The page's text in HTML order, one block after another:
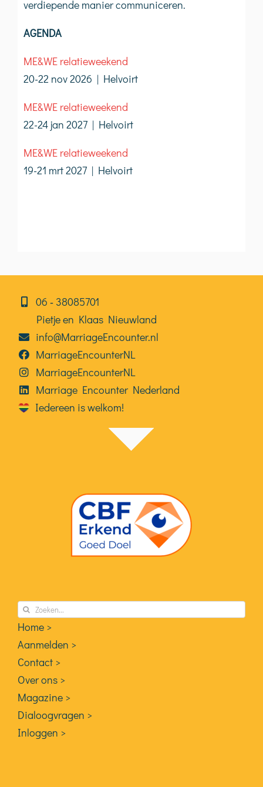
verdiepende manier communiceren.
AGENDA
ME&WE relatieweekend
20-22 nov 2026 | Helvoirt
ME&WE relatieweekend
22-24 jan 2027 | Helvoirt
ME&WE relatieweekend
19-21 mrt 2027 | Helvoirt
06⁠⁠ ‑ 38085701
Pietje en Klaas Nieuwland
info@MarriageEncounter.nl
MarriageEncounterNL
MarriageEncounterNL
Marriage Encounter Nederland
Iedereen is welkom!
Zoeken
naar:
Home >
Aanmelden >
Contact >
Over ons >
Magazine >
Dialoogvragen >
Inloggen >